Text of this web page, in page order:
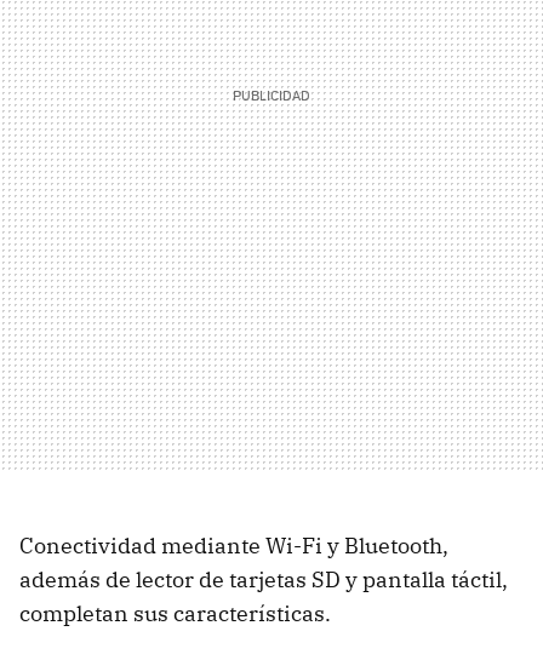
Conectividad mediante Wi-Fi y Bluetooth,
además de lector de tarjetas SD y pantalla táctil,
completan sus características.